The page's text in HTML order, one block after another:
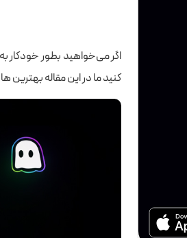
اگر می‌خواهید بطور خودکار
کنید ما در این مقاله بهترین